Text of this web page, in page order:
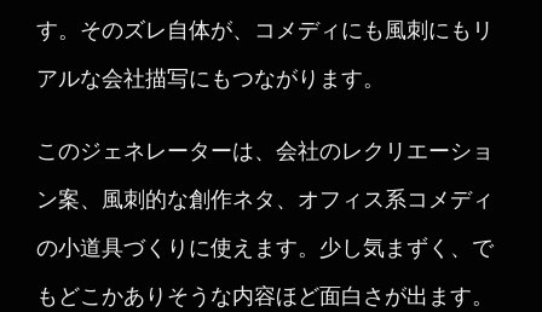
す。そのズレ自体が、コメディにも風刺にもリ
アルな会社描写にもつながります。
このジェネレーターは、会社のレクリエーショ
ン案、風刺的な創作ネタ、オフィス系コメディ
の小道具づくりに使えます。少し気まずく、で
もどこかありそうな内容ほど面白さが出ます。